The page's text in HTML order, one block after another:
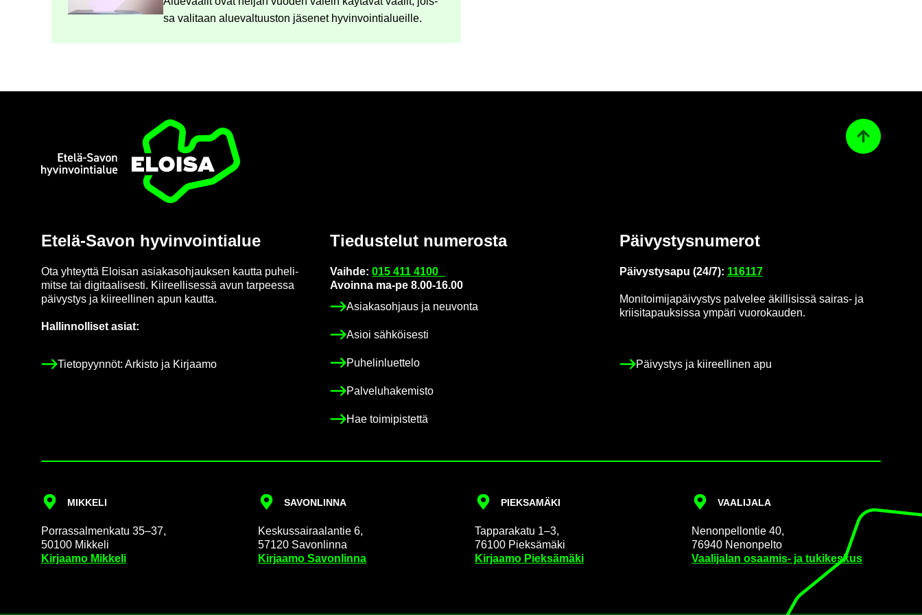
sa va­li­taan alue­val­tuus­ton jä­se­net hy­vin­voin­tia­lueil­le.
Ta­kai­sin ylös
Etusi­vu
Etelä-​Savon hy­vin­voin­tia­lue
Ota yh­teyt­tä Eloi­san asia­kas­oh­jauk­sen kaut­ta pu­he­li­
mit­se tai di­gi­taa­li­ses­ti. Kii­reel­li­ses­sä avun tar­pees­sa
päi­vys­tys ja kii­reel­li­nen apun kaut­ta.
Hal­lin­nol­li­set asiat:
Tie­to­pyyn­nöt: Ar­kis­to ja Kir­jaa­mo
Tie­dus­te­lut nu­me­ros­ta
Vaih­de:015 411 4100
Avoin­na ma-pe 8.00-16.00
Asia­kas­oh­jaus ja neu­von­ta
Asioi säh­köi­ses­ti
Pu­he­lin­luet­te­lo
Pal­ve­lu­ha­ke­mis­to
Hae toi­mi­pis­tet­tä
Päi­vys­tys­nu­me­rot
Päi­vys­tys­a­pu (24/7): 116117
Mo­ni­toi­mi­ja­päi­vys­tys pal­ve­lee äkil­li­sis­sä sairas-​ ja
krii­si­ta­pauk­sis­sa ym­pä­ri vuo­ro­kau­den.
Päi­vys­tys ja kii­reel­li­nen apu
MIK­KE­LI
Por­ras­sal­men­ka­tu 35–37,
50100 Mik­ke­li
Kir­jaa­mo Mik­ke­li
SA­VON­LIN­NA
Kes­kus­sai­raa­lan­tie 6,
57120 Sa­von­lin­na
Kir­jaa­mo Sa­von­lin­na
PIEK­SA­MÄ­KI
Tap­pa­ra­ka­tu 1–3,
76100 Piek­sä­mä­ki
Kir­jaa­mo Piek­sä­mä­ki
VAA­LI­JA­LA
Ne­non­pel­lon­tie 40,
76940 Ne­non­pel­to
Vaa­li­ja­lan osaamis-​ ja tu­ki­kes­kus